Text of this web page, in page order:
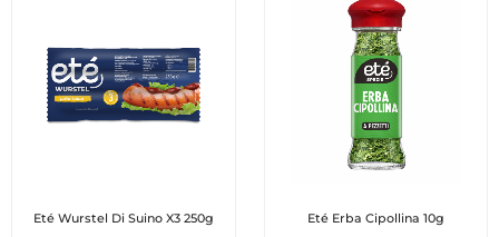
Eté Wurstel Di Suino X3 250g Eté Erba Cipollina 10g